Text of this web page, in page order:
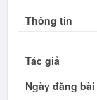
Thông tin
Tác giả
Ngày đăng bài